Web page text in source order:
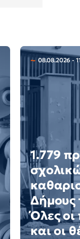
08.08.2026 -
1.779
Δήμους
Όλες οι
και οι